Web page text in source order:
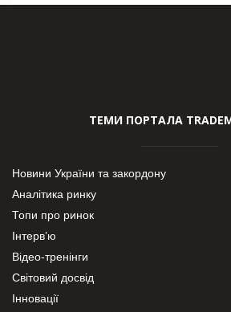
ТЕМИ ПОРТАЛА
Новини України та закордону
Аналітика ринку
Топи про ринок
Інтерв’ю
Відео-тренінги
Світовий досвід
Інновації